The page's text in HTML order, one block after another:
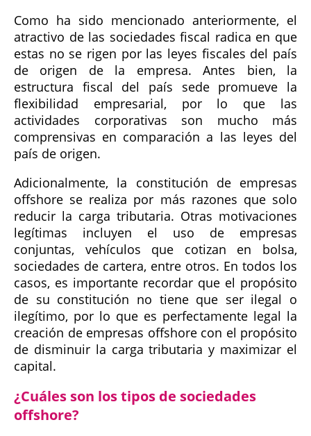
Como ha sido mencionado anteriormente, el
atractivo de las sociedades fiscal radica en que
estas no se rigen por las leyes fiscales del país
de origen de la empresa. Antes bien, la
estructura fiscal del país sede promueve la
flexibilidad empresarial, por lo que las
actividades corporativas son mucho más
comprensivas en comparación a las leyes del
país de origen.
Adicionalmente, la constitución de empresas
offshore se realiza por más razones que solo
reducir la carga tributaria. Otras motivaciones
legítimas incluyen el uso de empresas
conjuntas, vehículos que cotizan en bolsa,
sociedades de cartera, entre otros. En todos los
casos, es importante recordar que el propósito
de su constitución no tiene que ser ilegal o
ilegítimo, por lo que es perfectamente legal la
creación de empresas offshore con el propósito
de disminuir la carga tributaria y maximizar el
capital.
¿Cuáles son los tipos de sociedades
offshore?